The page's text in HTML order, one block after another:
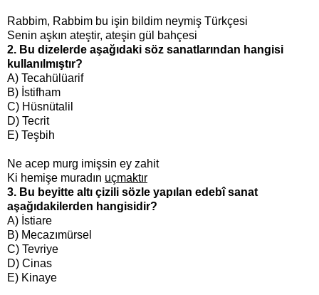
Rabbim, Rabbim bu işin bildim neymiş Türkçesi
Senin aşkın ateştir, ateşin gül bahçesi
2. Bu dizelerde aşağıdaki söz sanatlarından hangisi
kullanılmıştır?
A) Tecahülüarif
B) İstifham
C) Hüsnütalil
D) Tecrit
E) Teşbih
Ne acep murg imişsin ey zahit
Ki hemişe muradın uçmaktır
3. Bu beyitte altı çizili sözle yapılan edebî sanat
aşağıdakilerden hangisidir?
A) İstiare
B) Mecazımürsel
C) Tevriye
D) Cinas
E) Kinaye